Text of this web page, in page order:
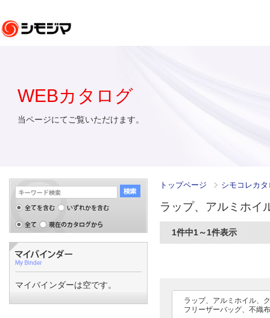
WEBカタログ
当ページにてご覧いただけます。
トップページ シモコレカ
ラップ、アルミホイ
1件中1～1件表示
ラップ、アルミホイル、
フリーザーバッグ、不織
マイバインダーは空です。